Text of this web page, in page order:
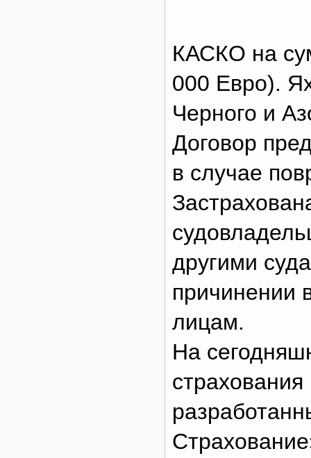
КАСКО на
000 Евро).
Черного и
Договор
в случае
другими
причинении
лицам.
На